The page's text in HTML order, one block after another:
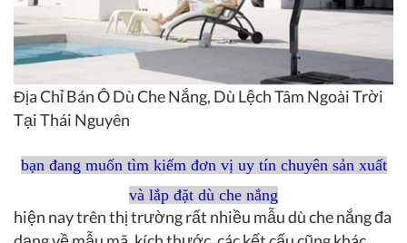
Địa Chỉ Bán Ô Dù Che Nắng, Dù Lệch Tâm Ngoài Trời
Tại Thái Nguyên
bạn đang muốn tìm kiếm đơn vị uy tín chuyên sản xuất
và lắp đặt dù che nắng
hiện nay trên thị trường rất nhiều mẫu dù che nắng đa